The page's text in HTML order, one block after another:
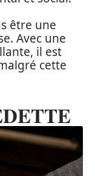
être une
Avec une
il est
cette